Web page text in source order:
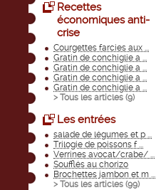
Recettes
économiques anti-
crise
Courgettes farcies aux ...
Gratin de conchiglie a ...
Gratin de conchiglie a ...
Gratin de conchiglie a ...
Gratin de conchiglie a ...
> Tous les articles (9)
Les entrées
salade de légumes et p ...
Trilogie de poissons f ...
Verrines avocat/crabe/ ...
Soufflés au chorizo
Brochettes jambon et m ...
> Tous les articles (99)